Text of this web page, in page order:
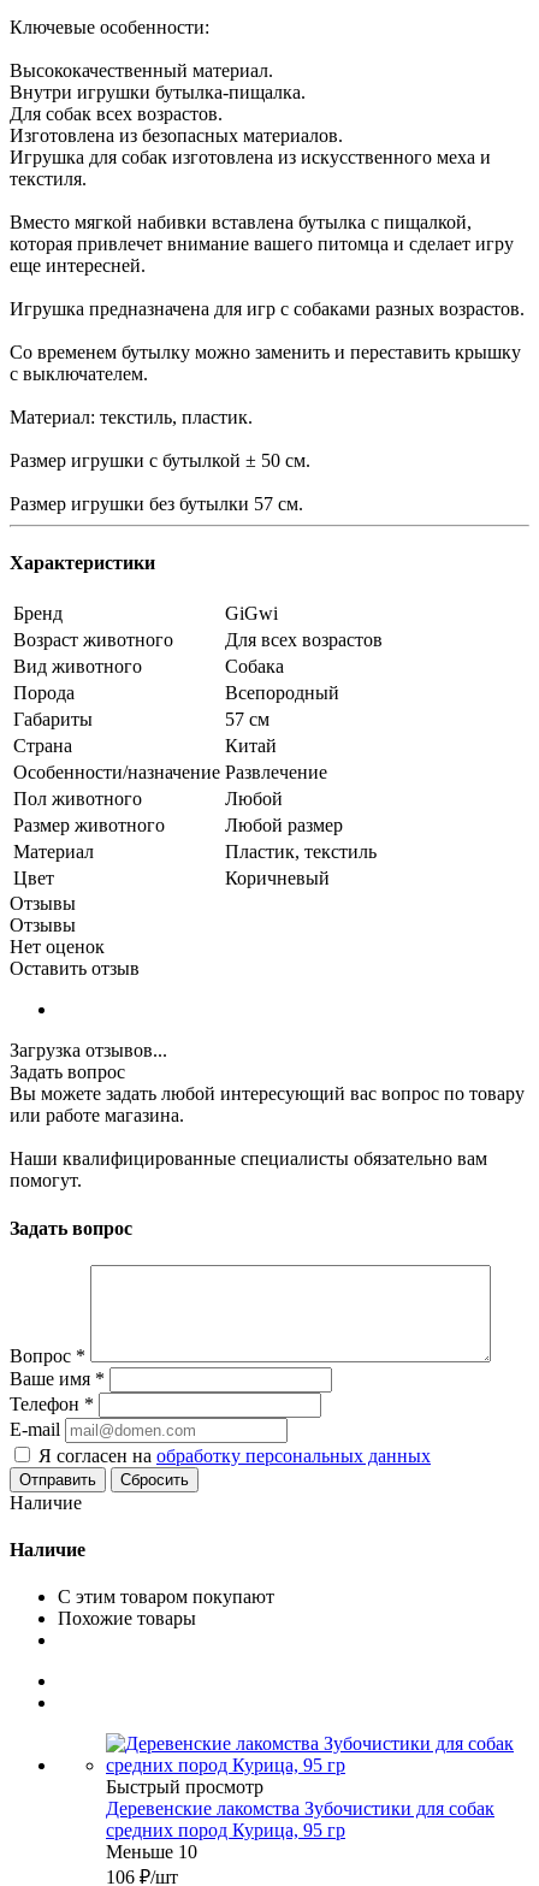
Ключевые особенности:
Высококачественный материал.
Внутри игрушки бутылка-пищалка.
Для собак всех возрастов.
Изготовлена из безопасных материалов.
Игрушка для собак изготовлена из искусственного меха и
текстиля.
Вместо мягкой набивки вставлена бутылка с пищалкой,
которая привлечет внимание вашего питомца и сделает игру
еще интересней.
Игрушка предназначена для игр с собаками разных возрастов.
Со временем бутылку можно заменить и переставить крышку
с выключателем.
Материал: текстиль, пластик.
Размер игрушки с бутылкой ± 50 см.
Размер игрушки без бутылки 57 см.
Характеристики
Бренд
GiGwi
Возраст животного
Для всех возрастов
Вид животного
Собака
Порода
Всепородный
Габариты
57 см
Страна
Китай
Особенности/назначение Развлечение
Пол животного
Любой
Размер животного
Любой размер
Материал
Пластик, текстиль
Цвет
Коричневый
Отзывы
Отзывы
Нет оценок
Оставить отзыв
Загрузка отзывов...
Задать вопрос
Вы можете задать любой интересующий вас вопрос по товару
или работе магазина.
Наши квалифицированные специалисты обязательно вам
помогут.
Задать вопрос
Вопрос *
Ваше имя *
Телефон *
E-mail
Я согласен на обработку персональных данных
Сбросить
Наличие
Наличие
С этим товаром покупают
Похожие товары
Быстрый просмотр
Деревенские лакомства Зубочистики для собак
средних пород Курица, 95 гр
Меньше 10
106 ₽/шт